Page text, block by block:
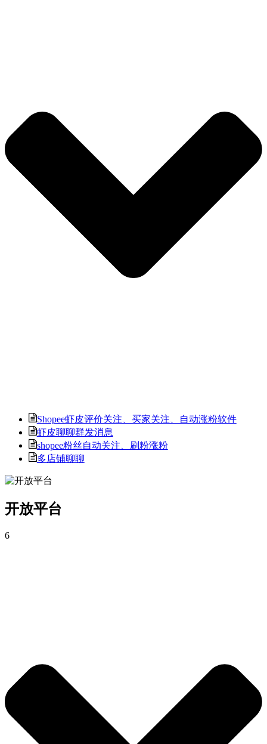
Shopee虾皮评价关注、买家关注、自动涨粉软件
虾皮聊聊群发消息
shopee粉丝自动关注、刷粉涨粉
多店铺聊聊
开放平台
6